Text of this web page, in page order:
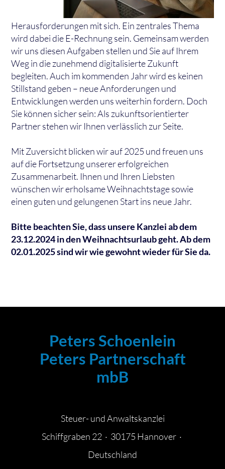
Herausforderungen mit sich. Ein zentrales Thema
wird dabei die E-Rechnung sein. Gemeinsam werden
wir uns diesen Aufgaben stellen und Sie auf Ihrem
Weg in die zunehmend digitalisierte Zukunft
begleiten. Auch im kommenden Jahr wird es keinen
Stillstand geben – neue Anforderungen und
Entwicklungen werden uns weiterhin fordern. Doch
Sie können sicher sein: Als zukunftsorientierter
Partner stehen wir Ihnen verlässlich zur Seite.
Mit Zuversicht blicken wir auf 2025 und freuen uns
auf die Fortsetzung unserer erfolgreichen
Zusammenarbeit. Ihnen und Ihren Liebsten
wünschen wir erholsame Weihnachtstage sowie
einen guten und gelungenen Start ins neue Jahr.
Bitte beachten Sie, dass unsere Kanzlei ab dem
23.12.2024 in den Weihnachtsurlaub geht. Ab dem
02.01.2025 sind wir wie gewohnt wieder für Sie da.
Peters Schoenlein
Peters Partnerschaft
mbB
Steuer- und Anwaltskanzlei
Schiffgraben 22 · 30175 Hannover ·
Deutschland